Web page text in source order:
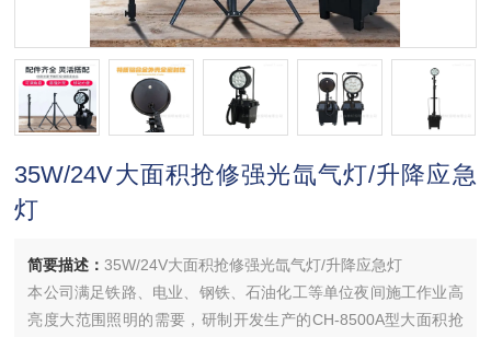
35W/24V大面积抢修强光氙气灯/升降应急
灯
简要描述：35W/24V大面积抢修强光氙气灯/升降应急灯
本公司满足铁路、电业、钢铁、石油化工等单位夜间施工作业高
亮度大范围照明的需要，研制开发生产的CH-8500A型大面积抢